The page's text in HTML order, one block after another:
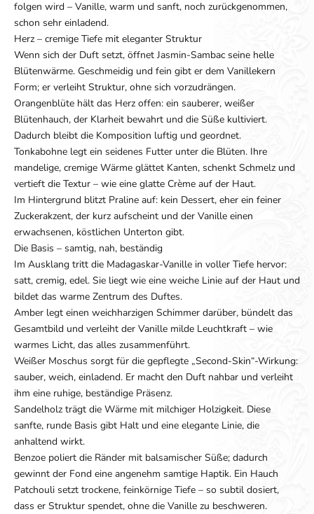
folgen wird – Vanille, warm und sanft, noch zurückgenommen,
schon sehr einladend.
Herz – cremige Tiefe mit eleganter Struktur
Wenn sich der Duft setzt, öffnet Jasmin-Sambac seine helle
Blütenwärme. Geschmeidig und fein gibt er dem Vanillekern
Form; er verleiht Struktur, ohne sich vorzudrängen.
Orangenblüte hält das Herz offen: ein sauberer, weißer
Blütenhauch, der Klarheit bewahrt und die Süße kultiviert.
Dadurch bleibt die Komposition luftig und geordnet.
Tonkabohne legt ein seidenes Futter unter die Blüten. Ihre
mandelige, cremige Wärme glättet Kanten, schenkt Schmelz und
vertieft die Textur – wie eine glatte Crème auf der Haut.
Im Hintergrund blitzt Praline auf: kein Dessert, eher ein feiner
Zuckerakzent, der kurz aufscheint und der Vanille einen
erwachsenen, köstlichen Unterton gibt.
Die Basis – samtig, nah, beständig
Im Ausklang tritt die Madagaskar-Vanille in voller Tiefe hervor:
satt, cremig, edel. Sie liegt wie eine weiche Linie auf der Haut und
bildet das warme Zentrum des Duftes.
Amber legt einen weichharzigen Schimmer darüber, bündelt das
Gesamtbild und verleiht der Vanille milde Leuchtkraft – wie
warmes Licht, das alles zusammenführt.
Weißer Moschus sorgt für die gepflegte „Second-Skin“-Wirkung:
sauber, weich, einladend. Er macht den Duft nahbar und verleiht
ihm eine ruhige, beständige Präsenz.
Sandelholz trägt die Wärme mit milchiger Holzigkeit. Diese
sanfte, runde Basis gibt Halt und eine elegante Linie, die
anhaltend wirkt.
Benzoe poliert die Ränder mit balsamischer Süße; dadurch
gewinnt der Fond eine angenehm samtige Haptik. Ein Hauch
Patchouli setzt trockene, feinkörnige Tiefe – so subtil dosiert,
dass er Struktur spendet, ohne die Vanille zu beschweren.